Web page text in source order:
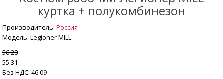
куртка + полукомбинезон
Производитель: Россия
Модель: Legioner MILL
56.28
55.31
Без НДС: 46.09